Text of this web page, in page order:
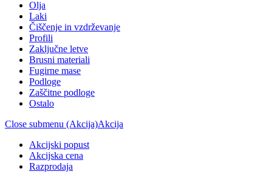
Olja
Laki
Čiščenje in vzdrževanje
Profili
Zaključne letve
Brusni materiali
Fugirne mase
Podloge
Zaščitne podloge
Ostalo
Close submenu (Akcija)Akcija
Akcijski popust
Akcijska cena
Razprodaja